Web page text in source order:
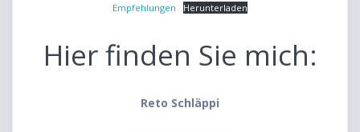
Empfehlungen Herunterladen
Hier finden Sie mich:
Reto Schläppi